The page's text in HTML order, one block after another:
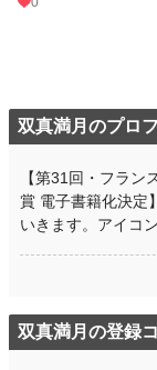
双真満月のプロ
【第31回・フラ
賞 電子書籍化決定
いきます。アイコ
双真満月の登録